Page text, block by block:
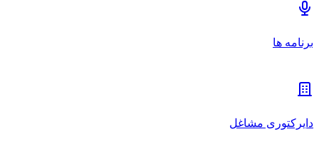
برنامه ها
دایرکتوری مشاغل